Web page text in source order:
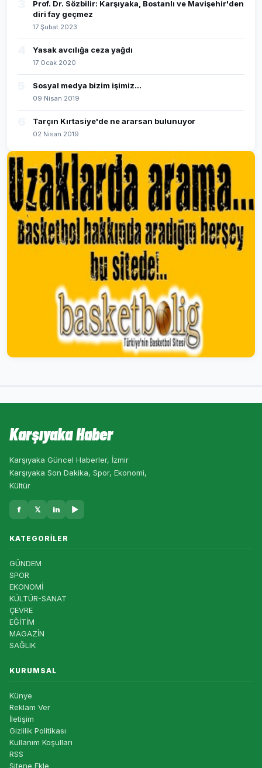
Prof. Dr. Sözbilir: Karşıyaka, Bostanlı ve Mavişehir'den
diri fay geçmez
17 Şubat 2023
Yasak avcılığa ceza yağdı
17 Ocak 2020
Sosyal medya bizim işimiz...
09 Nisan 2019
Tarçın Kırtasiye'de ne ararsan bulunuyor
02 Nisan 2019
Karşıyaka Haber
Karşıyaka Güncel Haberler, İzmir
Karşıyaka Son Dakika, Spor, Ekonomi,
Kültür
f 𝕏 in ▶
KATEGORILER
GÜNDEM
SPOR
EKONOMİ
KÜLTÜR-SANAT
ÇEVRE
EĞİTİM
MAGAZİN
SAĞLIK
KURUMSAL
Künye
Reklam Ver
İletişim
Gizlilik Politikası
Kullanım Koşulları
RSS
Sitene Ekle